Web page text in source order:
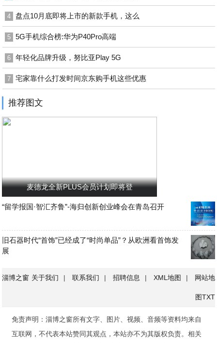
4 盘点10月底即将上市的新款手机，这么
5 5G手机综合榜:华为P40Pro高端
6 年轻化品牌升级，努比亚Play 5G
7 宅家靠什么打发时间京东购手机这些优惠
推荐图文
麦德龙全新PLUS会员计划即将登
“留学报国·智汇齐鲁”-海归创新创业峰会在青岛召开
旧石器时代“首饰”已经成了“时尚单品”？从欧洲看首饰发
展
淄博之窗 关于我们 | 联系我们 | 招聘信息 | XML地图 | 网站地
图TXT
免责声明：淄博之窗所有文字、图片、视频、音频等资料均来自
互联网，不代表本站赞同其观点，本站亦不为其版权负责。相关